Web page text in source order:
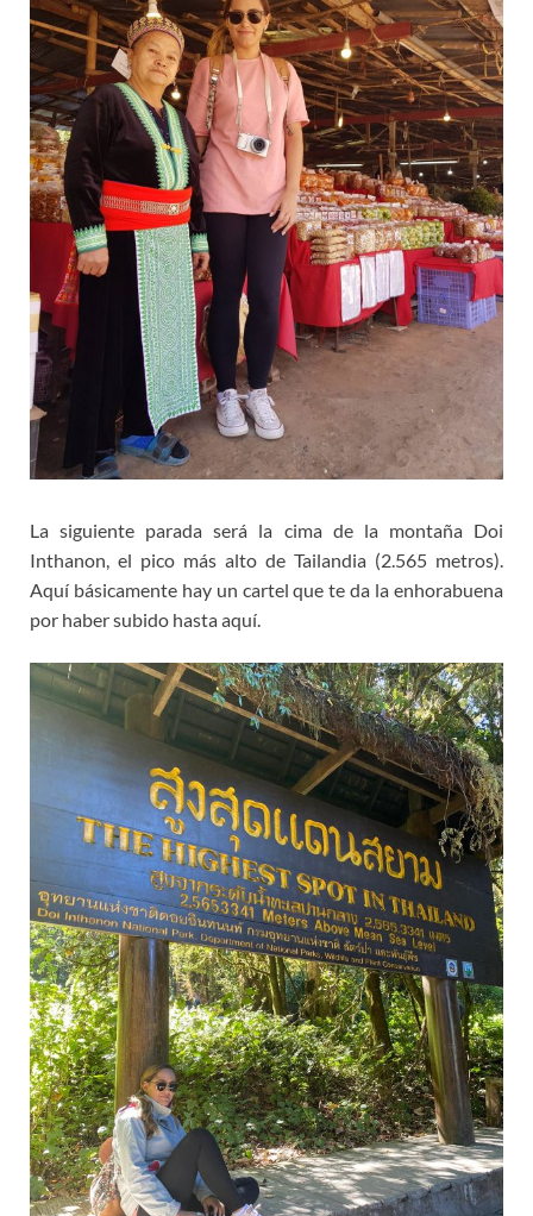
La siguiente parada será la cima de la montaña Doi
Inthanon, el pico más alto de Tailandia (2.565 metros).
Aquí básicamente hay un cartel que te da la enhorabuena
por haber subido hasta aquí.